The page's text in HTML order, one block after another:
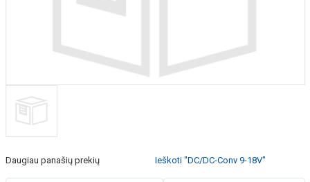
Daugiau panašių prekių Ieškoti "DC/DC-Conv 9-18V"